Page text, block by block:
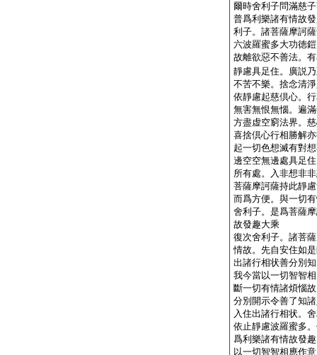
爾時舍利子問滿慈
普爲利樂諸有情故
利子。諸菩薩摩訶
六波羅蜜多大功徳
故離欲惡不善法。
靜慮具足住。廣説
不苦不樂。捨念清
依靜慮起慈倶心。
無害無恨無惱。遍
方盡虚空窮法界。
喜捨倶心行相勝解
起一切色想滅有對
邊空空無邊處具足
所有處。入非想非
菩薩摩訶薩持此靜
而爲方便。與一切
舍利子。是爲菩薩
故發趣大乘
復次舍利子。諸菩
情故。先自安住如
出諸行相状善分別
我今當以一切智智
斷一切有情諸煩惱
分別開示令善了知
入住出諸行相状。
依止靜慮波羅蜜多
爲利樂諸有情故發
以一切智智相應作